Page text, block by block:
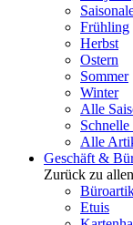
Frühling
Herbst
Ostern
Sommer
Winter
Alle
Alle
Geschäft &
Zurück zu
Etuis